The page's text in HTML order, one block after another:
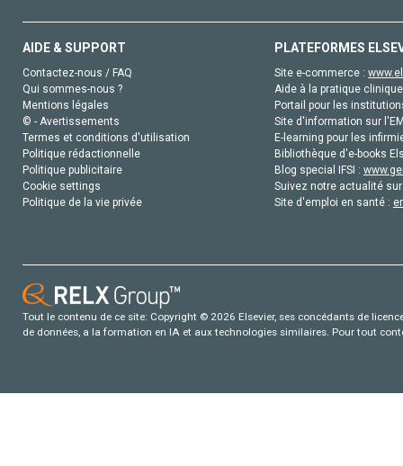
AIDE & SUPPORT
Contactez-nous / FAQ
Qui sommes-nous ?
Mentions légales
© - Avertissements
Termes et conditions d'utilisation
Politique rédactionnelle
Politique publicitaire
Cookie settings
Politique de la vie privée
PLATEFORMES
Site e-commerce :
Aide à la pratique
Portail pour les
Site d'information sur
E-learning pour les
Bibliothèque d'e-books
Blog special IFSI :
Suivez notre actualité
Site d'emploi en santé :
Tout le contenu de ce site: Copyright © 2026 Elsevier, ses concédants de
de données, a la formation en IA et aux technologies similaires. Pour tout